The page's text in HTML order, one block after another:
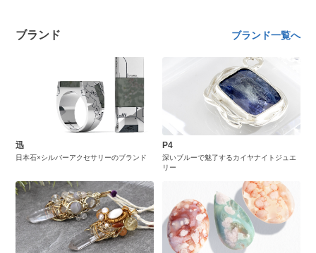
ブランド ブランド一覧へ
迅
日本石×シルバーアクセサリーのブランド
P4
深いブルーで魅了するカイヤナイトジュエ
リー